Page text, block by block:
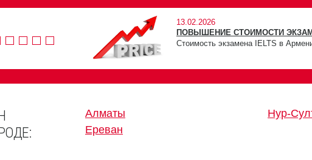
13.02.2026
ПОВЫШЕНИЕ СТОИМОСТИ
Стоимость экзамена IELTS в
Алматы
Ереван
Нур-